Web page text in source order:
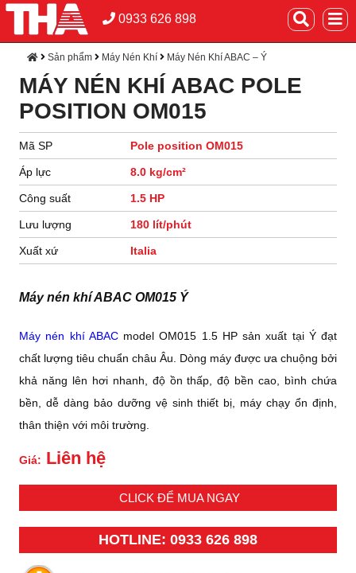
0933 626 898
Sản phẩm Máy Nén Khí Máy Nén Khí ABAC – Ý
MÁY NÉN KHÍ ABAC POLE
POSITION OM015
Mã SP Pole position OM015
Áp lực 8.0 kg/cm²
Công suất 1.5 HP
Lưu lượng 180 lít/phút
Xuất xứ Italia
Máy nén khí ABAC OM015 Ý
Máy nén khí ABACmodel OM015 1.5 HP sản xuất tại Ý đạt
chất lượng tiêu chuẩn châu Âu. Dòng máy được ưa chuộng bởi
khả năng lên hơi nhanh, độ ồn thấp, độ bền cao, bình chứa
bền, dễ dàng bảo dưỡng vệ sinh thiết bị, máy chạy ổn định,
thân thiện với môi trường.
Giá: Liên hệ
CLICK ĐỂ MUA NGAY
HOTLINE: 0933 626 898